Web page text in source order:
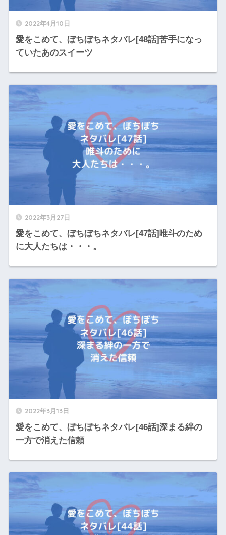
2022年4月10日
愛をこめて、ぼちぼちネタバレ[48話]苦手になっ
ていたあのスイーツ
2022年3月27日
愛をこめて、ぼちぼちネタバレ[47話]唯斗のため
に大人たちは・・・。
2022年3月13日
愛をこめて、ぼちぼちネタバレ[46話]深まる絆の
一方で消えた信頼